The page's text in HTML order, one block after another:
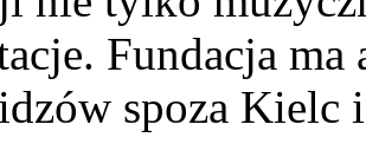
Fundacja
spoza Kielc